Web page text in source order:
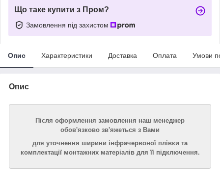
Що таке купити з Пром?
Замовлення під захистом
Опис Характеристики Доставка Оплата Умови
Опис
Після оформлення замовлення наш менеджер
обов'язково зв'яжеться з Вами
для уточнення ширини інфрачервоної плівки та
комплектації монтажних матеріалів для її підключення.